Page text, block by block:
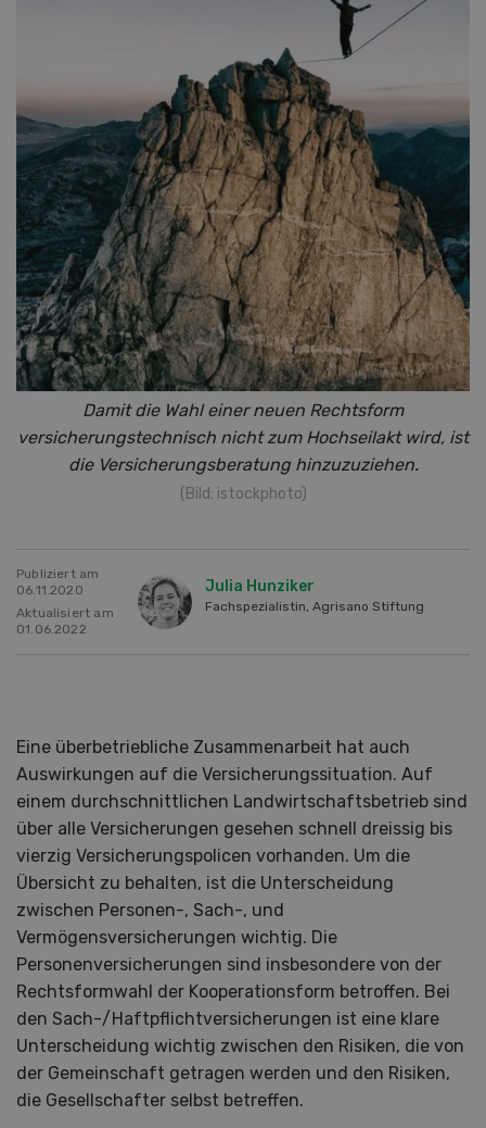
Damit die Wahl einer neuen Rechtsform
versicherungstechnisch nicht zum Hochseilakt wird, ist
die Versicherungsberatung hinzuzuziehen.
(Bild: istockphoto)
Publiziert am
06.11.2020
Aktualisiert am
01.06.2022
Julia Hunziker
Fachspezialistin, Agrisano Stiftung
Eine überbetriebliche Zusammenarbeit hat auch
Auswirkungen auf die Versicherungssituation. Auf
einem durchschnittlichen Landwirtschaftsbetrieb sind
über alle Versicherungen gesehen schnell dreissig bis
vierzig Versicherungspolicen vorhanden. Um die
Übersicht zu behalten, ist die Unterscheidung
zwischen Personen-, Sach-, und
Vermögensversicherungen wichtig. Die
Personenversicherungen sind insbesondere von der
Rechtsformwahl der Kooperationsform betroffen. Bei
den Sach-/Haftpflichtversicherungen ist eine klare
Unterscheidung wichtig zwischen den Risiken, die von
der Gemeinschaft getragen werden und den Risiken,
die Gesellschafter selbst betreffen.